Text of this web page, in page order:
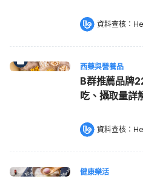
資料查核：
西藥與營養品
B群推薦品牌
吃、攝取量詳
資料查核：
健康樂活